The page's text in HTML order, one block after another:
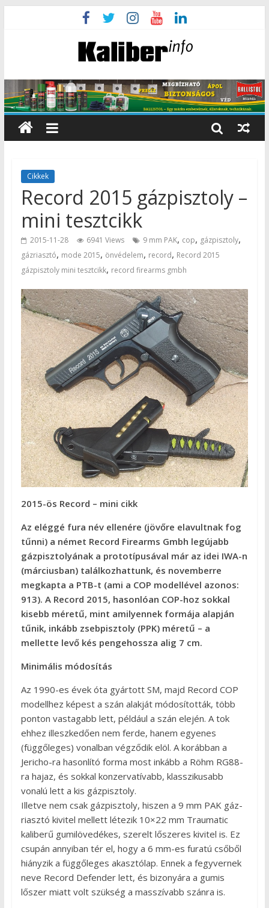
Cikkek
Record 2015 gázpisztoly –
mini tesztcikk
2015-11-28 6941 Views 9 mm PAK, cop, gázpisztoly,
gázriasztó, mode 2015, önvédelem, record, Record 2015
gázpisztoly mini tesztcikk, record firearms gmbh
2015-ös Record – mini cikk
Az eléggé fura név ellenére (jövőre elavultnak fog
tűnni) a német Record Firearms Gmbh legújabb
gázpisztolyának a prototípusával már az idei IWA-n
(márciusban) találkozhattunk, és novemberre
megkapta a PTB-t (ami a COP modellével azonos:
913). A Record 2015, hasonlóan COP-hoz sokkal
kisebb méretű, mint amilyennek formája alapján
tűnik, inkább zsebpisztoly (PPK) méretű – a
mellette levő kés pengehossza alig 7 cm.
Minimális módosítás
Az 1990-es évek óta gyártott SM, majd Record COP
modellhez képest a szán alakját módosították, több
ponton vastagabb lett, például a szán elején. A tok
ehhez illeszkedően nem ferde, hanem egyenes
(függőleges) vonalban végződik elöl. A korábban a
Jericho-ra hasonlító forma most inkább a Röhm RG88-
ra hajaz, és sokkal konzervatívabb, klasszikusabb
vonalú lett a kis gázpisztoly.
Illetve nem csak gázpisztoly, hiszen a 9 mm PAK gáz-
riasztó kivitel mellett létezik 10×22 mm Traumatic
kaliberű gumilövedékes, szerelt lőszeres kivitel is. Ez
csupán annyiban tér el, hogy a 6 mm-es furatú csőből
hiányzik a függőleges akasztólap. Ennek a fegyvernek
neve Record Defender lett, és bizonyára a gumis
lőszer miatt volt szükség a masszívabb szánra is.